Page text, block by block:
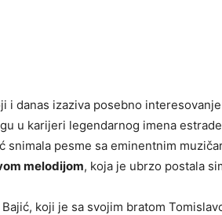
i danas izaziva posebno
u karijeri legendarnog imena
snimala pesme sa eminentnim
melodijom, koja je ubrzo postala
koji je sa svojim bratom